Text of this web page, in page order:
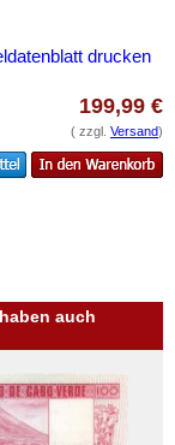
drucken
199,99 €
( zzgl. Versand)
auch